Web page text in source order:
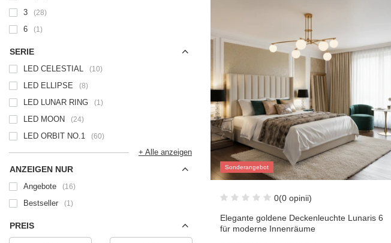
3 28
6 1
SERIE
LED CELESTIAL 10
LED ELLIPSE 8
LED LUNAR RING 1
LED MOON 24
LED ORBIT NO.1 60
+ Alle anzeigen
ANZEIGEN NUR
Angebote 16
Bestseller 1
PREIS
Sonderangebot
0(0 opinii)
Elegante goldene Deckenleuchte Lunaris 6
für moderne Innenräume